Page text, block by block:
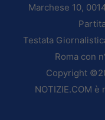
Marchese 10,
Testata
Roma con
Copyright
NOTIZIE.COM